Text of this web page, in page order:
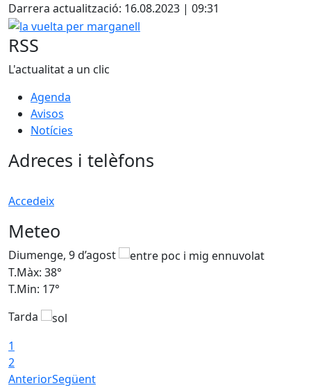
Darrera actualització: 16.08.2023 | 09:31
la vuelta per marganell
RSS
L'actualitat a un clic
Agenda
Avisos
Notícies
Adreces i telèfons
Accedeix
Meteo
Diumenge, 9 d’agost
T.Màx: 38°
T.Min: 17°
Tarda
1
2
AnteriorSegüent